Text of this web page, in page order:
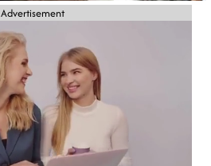
Advertisement